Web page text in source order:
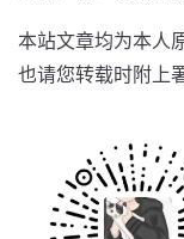
本站文章均为本人
也请您转载时附上